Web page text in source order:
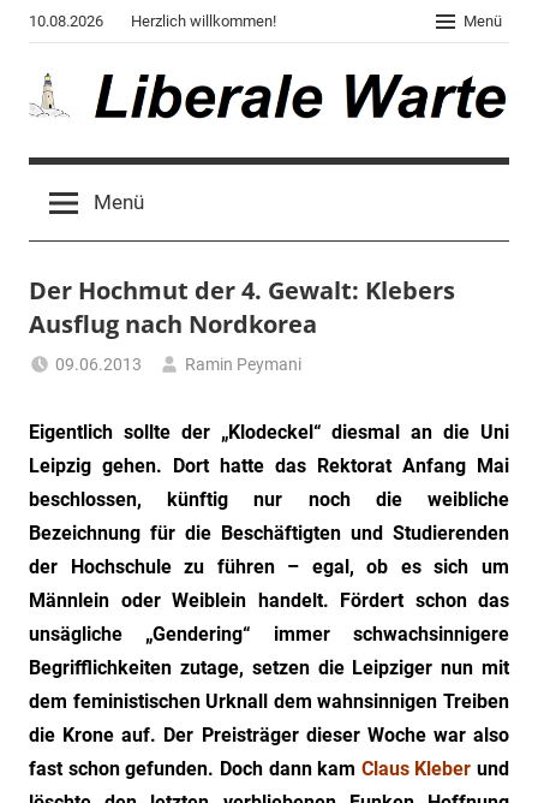
Zum
Inhalt
springen
10.08.2026 Herzlich willkommen! Menü
Liberale
Warte
des
"Corona,
Klima,
Gendergaga",
"2020",
"Chronik
des
Untergangs",
Grauen"
und
"Spukschloss
Deutschland"
Menü
Der Hochmut der 4. Gewalt: Klebers
Ausflug nach Nordkorea
09.06.2013
Ramin Peymani
Eigentlich sollte der „Klodeckel“ diesmal an die Uni
Leipzig gehen. Dort hatte das Rektorat Anfang Mai
beschlossen, künftig nur noch die weibliche
Bezeichnung für die Beschäftigten und Studierenden
der Hochschule zu führen – egal, ob es sich um
Männlein oder Weiblein handelt. Fördert schon das
unsägliche „Gendering“ immer schwachsinnigere
Begrifflichkeiten zutage, setzen die Leipziger nun mit
dem feministischen Urknall dem wahnsinnigen Treiben
die Krone auf. Der Preisträger dieser Woche war also
fast schon gefunden. Doch dann kam Claus Kleber und